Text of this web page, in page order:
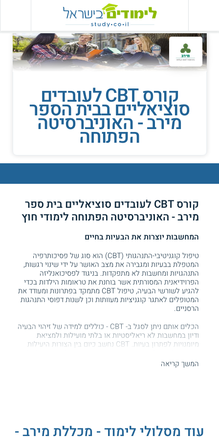
קורס CBT לעובדים
סוציאליים בבית הספר
מירב - האוניברסיטה
הפתוחה
קורס CBT לעובדים סוציאליים בית ספר
מירב - האוניברסיטה הפתוחה לימודי חוץ
המחשבות יוצרות את הבעיות בחיים
טיפול קוגניטיבי-התנהגותי (CBT) הוא סוג של פסיכותרפיה
המטפלת בבעיות ומגבירה את מצב האושר על ידי שינוי רגשות,
התנהגויות ומחשבות לא מתפקדות. בניגוד לפסיכואנליזה
הפרוידיאנית המסורתית אשר בוחנת את טראומות הילדות בכדי
להגיע לשורשי הבעיה, טיפול CBT מתמקד בפתרונות ומעודד את
המטופלים לאתגר קוגניציות מעוותות וכן לשנות דפוסי התנהגות
הרסניים.
הכלים אותם ניתן לסגל ב- CBT - כוללים למידה של זיהוי הבעיה
ודיון במחשבות לא ריאליסטיות או בלתי מועילות ולמציאת
מיומנויות לפתרון בעיות. CBT נחשב כיום בין הצורות היעילות
אסטרטגיות טיפול בחיי היומיום שלהם. המאמץ הזה שנעשה על
ידי המטופלים בכדי לקבל תובנה של תהליכים קוגניטיביים
תפקידו של המטופל הוא להביע את דאגותיו, ללמוד וליישם את
הכלים שהמטפל מעניק לו בכדי להתמודד איתן. לכן, המטפלים
המשך קריאה
עוד מסלולי לימוד - מכללת מירב -